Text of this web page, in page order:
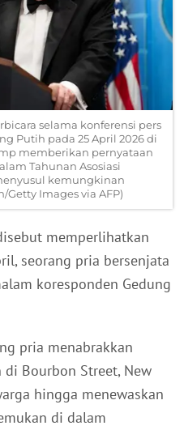
selama konferensi pers
Putih pada 25 April 2026 di
memberikan pernyataan
Tahunan Asosiasi
kemungkinan
Images via AFP)
memperlihatkan
seorang pria bersenjata
koresponden Gedung
pria menabrakkan
Bourbon Street, New
hingga menewaskan
di dalam